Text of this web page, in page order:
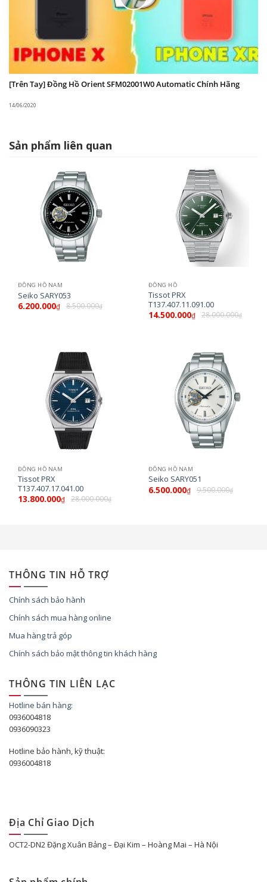
Orient Open Heart RA-AR0101L10B là chiếc đồng
Orient
của Nhật. Có độ
hoàn thiện tương đối tốt và một thiết kế rất đẹp
mắt nhưng lại có mức giá vô cùng hợp lý. Sản phẩm
hiện đang được bán tại cường seiko với mức giá
sale 40% chỉ hơn 4 triệu đồng. Đây là một mức giá
đồng hồ Nhật
[Trên Tay] Đồng Hồ Orient SFM02001W0 Automatic Chính Hãng
14/06/2020
Sản phẩm liên quan
ĐỒNG HỒ NAM
Seiko SARY053
6.200.000₫ 8.500.000₫
ĐỒNG HỒ
Tissot PRX
T137.407.11.091.00
14.500.000₫ 28.000.000₫
ĐỒNG HỒ NAM
Tissot PRX
T137.407.17.041.00
13.800.000₫ 28.000.000₫
ĐỒNG HỒ NAM
Seiko SARY051
6.500.000₫ 9.500.000₫
THÔNG TIN HỖ TRỢ
Chính sách bảo hành
Chính sách mua hàng online
Mua hàng trả góp
Chính sách bảo mật thông tin khách hàng
THÔNG TIN LIÊN LẠC
Hotline bán hàng:
0936004818
0936090323
Hotline bảo hành, kỹ thuật:
0936004818
Địa Chỉ Giao Dịch
OCT2-DN2 Đặng Xuân Bảng – Đại Kim – Hoàng Mai – Hà Nội